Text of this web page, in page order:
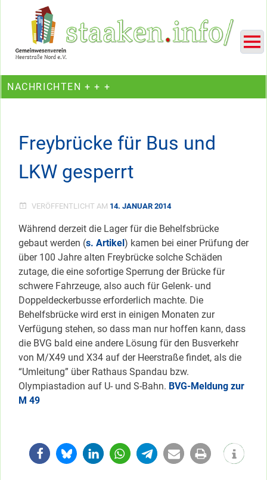
Ein Projekt des Gemeinwesenvereins Heerstraße Nord
NACHRICHTEN + + +
Freybrücke für Bus und
LKW gesperrt
VERÖFFENTLICHT AM 14. JANUAR 2014
Während derzeit die Lager für die Behelfsbrücke
gebaut werden (s. Artikel ) kamen bei einer Prüfung der
über 100 Jahre alten Freybrücke solche Schäden
zutage, die eine sofortige Sperrung der Brücke für
schwere Fahrzeuge, also auch für Gelenk- und
Doppeldeckerbusse erforderlich machte. Die
Behelfsbrücke wird erst in einigen Monaten zur
Verfügung stehen, so dass man nur hoffen kann, dass
die BVG bald eine andere Lösung für den Busverkehr
von M/X49 und X34 auf der Heerstraße findet, als die
“Umleitung” über Rathaus Spandau bzw.
Olympiastadion auf U- und S-Bahn. BVG-Meldung zur
M 49